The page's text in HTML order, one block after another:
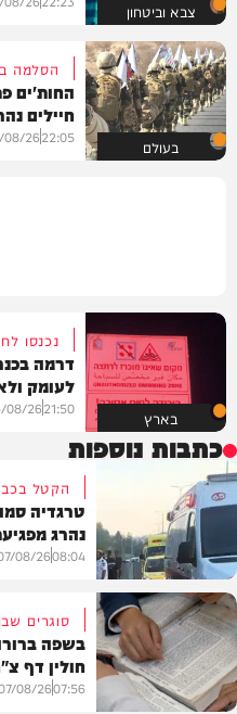
צבא וביטחון
בעולם
הסלמה
החות'ים
חיילים
22:05
26
בארץ
נכנסו
דרמה
לעומק
21:50
08/26
כתבות נוספות
בארץ
הקטל
טרגדיה
נהרג
08:04
08/26
סוגרים
בשפה
חולין דף
07:56
08/26